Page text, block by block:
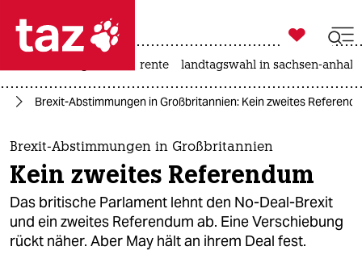
 taz zahl ich
taz zahl ich
themen
politik
öko

taz zahl ich
rente landtagswahl in sachsen-anhalt
Brexit-Abstimmungen in Großbritannien: Kein zweites
Brexit-Abstimmungen in Großbritannien
Kein zweites Referendum
Das britische Parlament lehnt den No-Deal-Brexit
und ein zweites Referendum ab. Eine Verschiebung
rückt näher. Aber May hält an ihrem Deal fest.